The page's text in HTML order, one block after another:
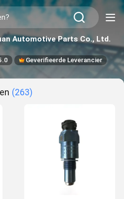
Automotive Parts Co., Ltd.
Geverifieerde Leverancier
(263)